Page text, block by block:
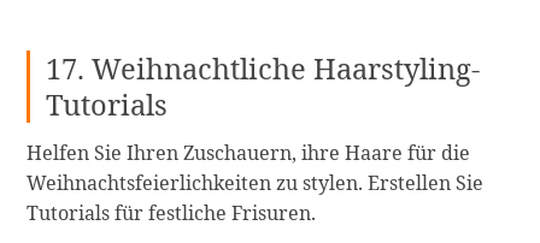
17. Weihnachtliche Haarstyling-
Tutorials
Helfen Sie Ihren Zuschauern, ihre Haare für die
Weihnachtsfeierlichkeiten zu stylen. Erstellen Sie
Tutorials für festliche Frisuren.